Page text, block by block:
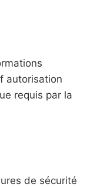
autorisation
requis par la
de sécurité